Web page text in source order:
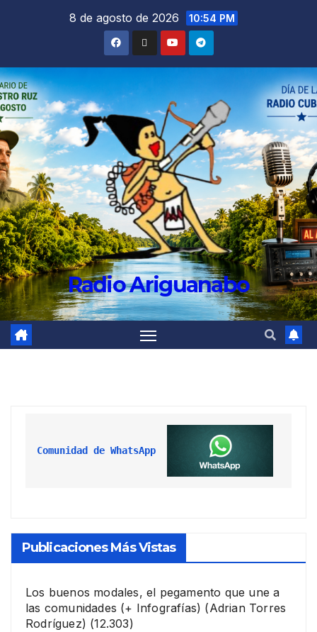
8 de agosto de 2026 10:54 PM
Radio Ariguanabo
Comunidad de WhatsApp
Publicaciones Más Vistas
Los buenos modales, el pegamento que une a
las comunidades (+ Infografías) (Adrian Torres
Rodríguez) (12.303)